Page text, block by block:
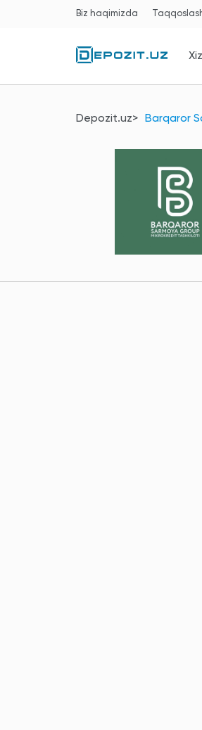
Biz haqimizda
Depozit.uz Barqaror